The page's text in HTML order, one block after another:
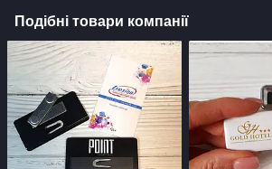
Подібні товари компанії